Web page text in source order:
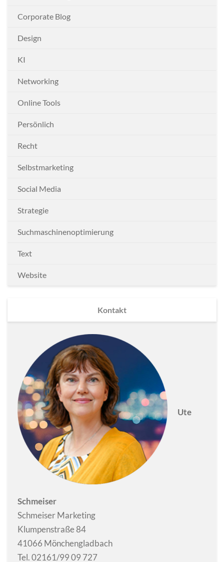
Corporate Blog
Design
KI
Networking
Online Tools
Persönlich
Recht
Selbstmarketing
Social Media
Strategie
Suchmaschinenoptimierung
Text
Website
Kontakt
Ute
Schmeiser
Schmeiser Marketing
Klumpenstraße 84
41066 Mönchengladbach
Tel. 02161/99 09 727